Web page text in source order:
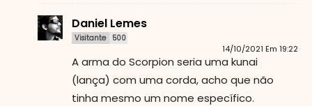
Daniel Lemes
Visitante 500
14/10/2021 Em 19:22
A arma do Scorpion seria uma kunai
(lança) com uma corda, acho que não
tinha mesmo um nome específico.